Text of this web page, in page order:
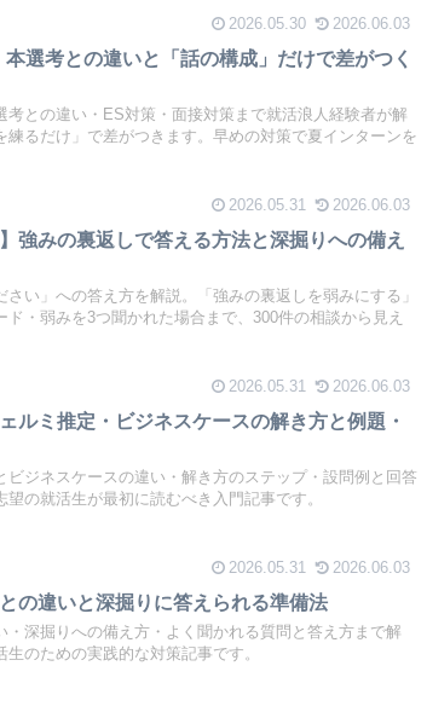
2026.05.30 2026.06.03
選考との違いと「話の構成」だけで差がつく
との違い・ES対策・面接対策まで就活浪人経験者が解
るだけ」で差がつきます。早めの対策で夏インターンを
2026.05.31 2026.06.03
強みの裏返しで答える方法と深掘りへの備え
い」への答え方を解説。「強みの裏返しを弱みにする」
・弱みを3つ聞かれた場合まで、300件の相談から見え
2026.05.31 2026.06.03
ルミ推定・ビジネスケースの解き方と例題・
ジネスケースの違い・解き方のステップ・設問例と回答
の就活生が最初に読むべき入門記事です。
2026.05.31 2026.06.03
の違いと深掘りに答えられる準備法
深掘りへの備え方・よく聞かれる質問と答え方まで解
のための実践的な対策記事です。